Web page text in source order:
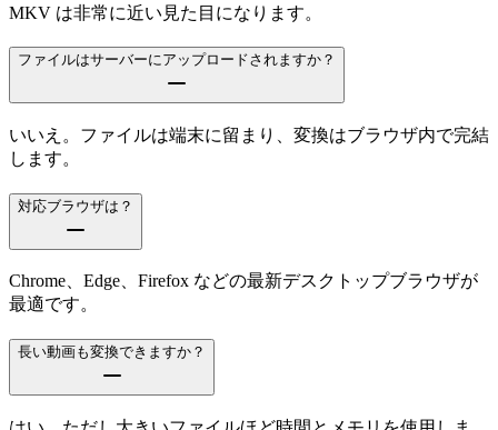
MKV は非常に近い見た目になります。
ファイルはサーバーにアップロードされますか？
いいえ。ファイルは端末に留まり、変換はブラウザ内で完結
します。
対応ブラウザは？
Chrome、Edge、Firefox などの最新デスクトップブラウザが
最適です。
長い動画も変換できますか？